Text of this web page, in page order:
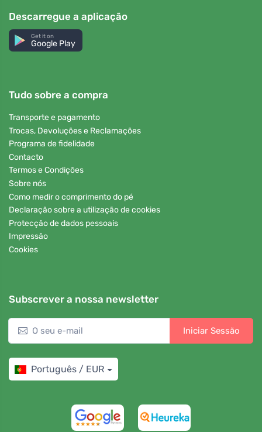
Descarregue a aplicação
Get it on
Google Play
Tudo sobre a compra
Transporte e pagamento
Trocas, Devoluções e Reclamações
Programa de fidelidade
Contacto
Termos e Condições
Sobre nós
Como medir o comprimento do pé
Declaração sobre a utilização de cookies
Protecção de dados pessoais
Impressão
Cookies
Subscrever a nossa newsletter
Iniciar Sessão
Português / EUR